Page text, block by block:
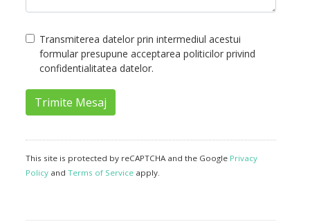
Transmiterea datelor prin intermediul acestui
formular presupune acceptarea politicilor privind
confidentialitatea datelor.
Trimite Mesaj
This site is protected by reCAPTCHA and the Google Privacy
Policyand Terms of Serviceapply.